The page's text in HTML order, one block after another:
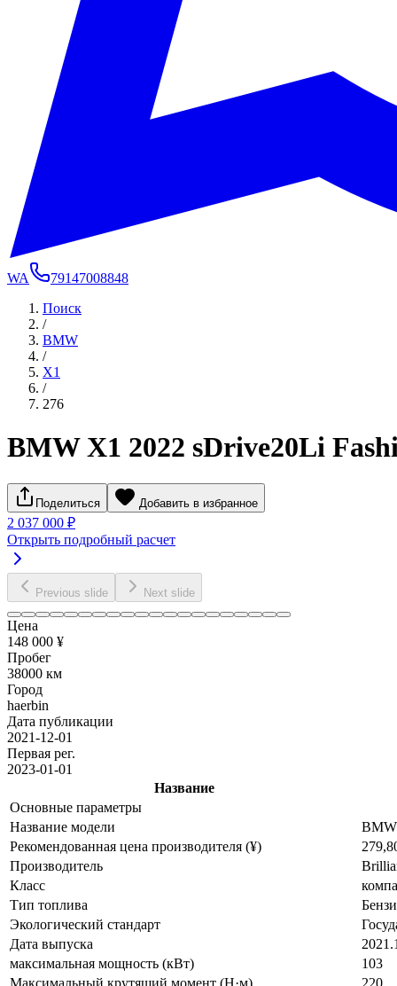
WA
79147008848
Поиск
/
BMW
/
X1
/
276
BMW X1 2022 sDrive20Li
Поделиться Добавить в избранное
2 037 000 ₽
Открыть подробный расчет
Previous slide Next slide
Цена
148 000 ¥
Пробег
38000 км
Город
haerbin
Дата публикации
2021-12-01
Первая рег.
2023-01-01
Название
Основные параметры
Название модели
BMW
Рекомендованная цена производителя (¥)
Производитель
Класс
Тип топлива
Экологический стандарт
Дата выпуска
максимальная мощность (кВт)
103
Максимальный крутящий момент (Н·м)
220